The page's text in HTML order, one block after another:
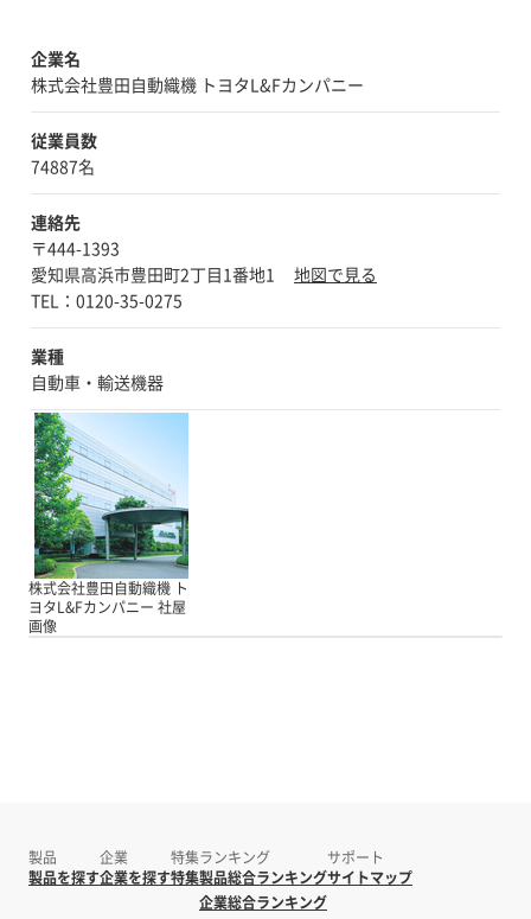
企業名
株式会社豊田自動織機 トヨタL&Fカンパニー
従業員数
74887名
連絡先
〒444-1393
愛知県高浜市豊田町2丁目1番地1
地図で見る
業種
自動車・輸送機器
株式会社豊田自動織機 ト
ヨタL&Fカンパニー 社屋
画像
製品
製品を探す
企業
企業を探す
特集
特集
ランキング
製品総合ランキング
企業総合ランキング
サポート
サイトマップ